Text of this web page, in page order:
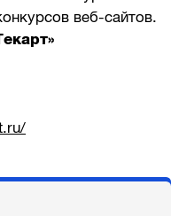
веб-сайтов.